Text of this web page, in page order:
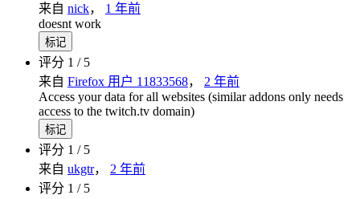
来自 nick， 1 年前
doesnt work
标记
评分 1 / 5
来自 Firefox 用户 11833568， 2 年前
Access your data for all websites (similar addons only needs
access to the twitch.tv domain)
标记
评分 1 / 5
来自 ukgtr， 2 年前
评分 1 / 5